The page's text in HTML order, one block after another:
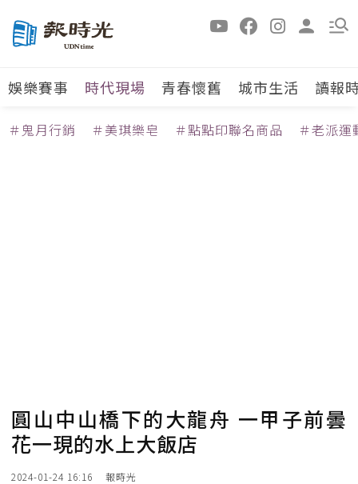
娛樂賽事 時代現場 青春懷舊 城市生活 讀報
＃鬼月行銷 ＃美琪樂皂 ＃點點印聯名商品 ＃老派運
圓山中山橋下的大龍舟 一甲子前曇
花一現的水上大飯店
2024-01-24 16:16 報時光